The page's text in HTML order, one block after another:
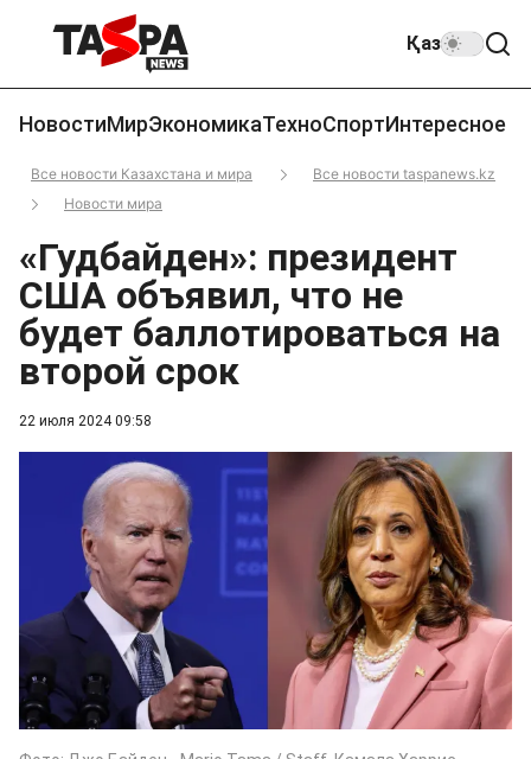
Қаз
НовостиМирЭкономикаТехноСпортИнтересное
Все новости Казахстана и мира
Все новости taspanews.kz
Новости мира
22 июля 2024 09:58
«Гудбайден»: президент
США объявил, что не
будет баллотироваться на
второй срок